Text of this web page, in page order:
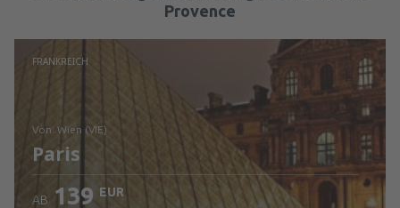
Provence
FRANKREICH
von: Wien (VIE)
Paris
AB 139 EUR